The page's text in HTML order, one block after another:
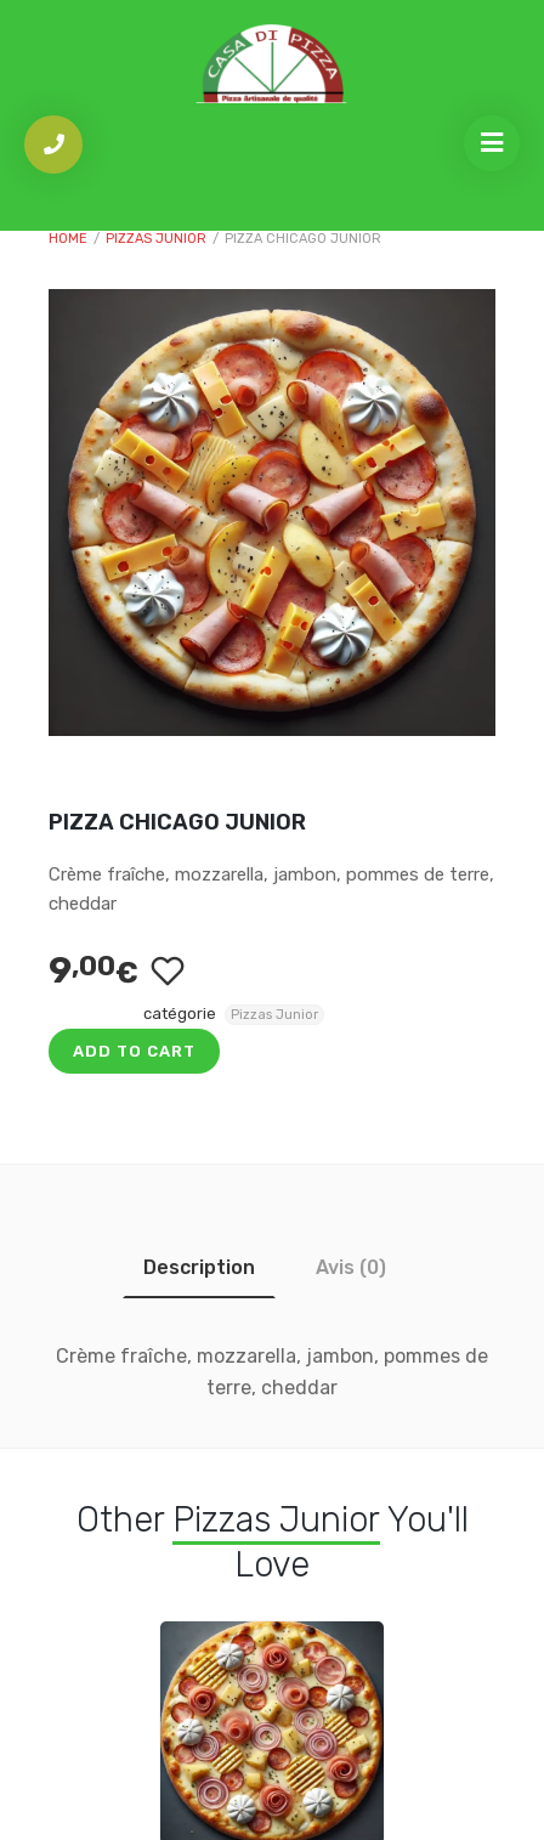
HOME / PIZZAS JUNIOR / PIZZA CHICAGO JUNIOR
PIZZA CHICAGO JUNIOR
Crème fraîche, mozzarella, jambon, pommes de terre,
cheddar
9,00€
catégorie Pizzas Junior
ADD TO CART
Description Avis (0)
Crème fraîche, mozzarella, jambon, pommes de
terre, cheddar
Other Pizzas JuniorYou'll
Love